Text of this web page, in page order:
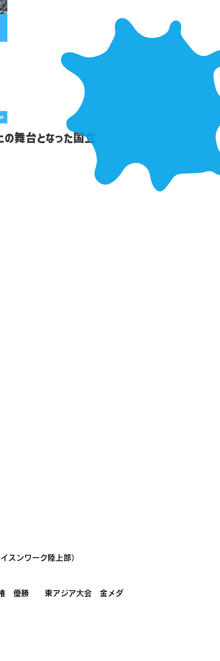
舞台となった国立
イスンワーク陸上部）
優勝　　東アジア大会　金メダ